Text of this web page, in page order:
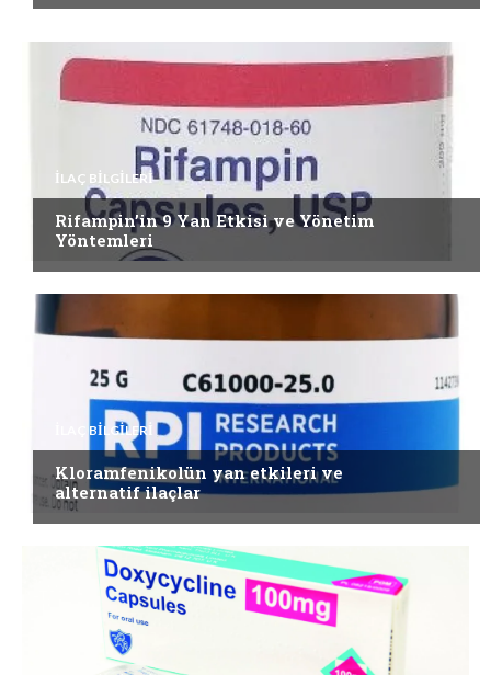
İLAÇ BILGILERI
Rifampin’in 9 Yan Etkisi ve Yönetim
Yöntemleri
İLAÇ BILGILERI
Kloramfenikolün yan etkileri ve
alternatif ilaçlar